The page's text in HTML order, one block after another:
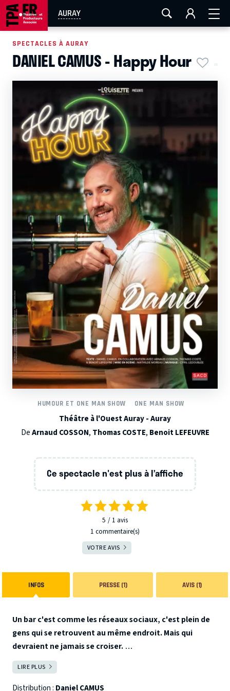
AURAY
AIX-MARSEILLE LA ROCHELLE
EN TOURNÉE
SPECTACLES À AURAY
DANIEL CAMUS - Happy Hour
HUMOUR ET ONE MAN SHOW ONE MAN SHOW
Théâtre à l'Ouest Auray - Auray
DeArnaud COSSON, Thomas COSTE, Benoit LEFEUVRE
Ce spectacle n'est plus à l’affiche
5 1 avis
1 commentaire(s)
VOTRE AVIS
INFOS PRESSE (1) AVIS (1)
Un bar c'est comme les réseaux sociaux, c'est plein de
gens qui se retrouvent au même endroit. Mais qui
devraient ne jamais se croiser.
Dans sa vie, Daniel Camus a croisé beaucoup de gens
différents : des alcooliques, des excentriques, des
altruistes, des marrants, des suicidaires et des allumés en
LIRE PLUS
Distribution : Daniel CAMUS